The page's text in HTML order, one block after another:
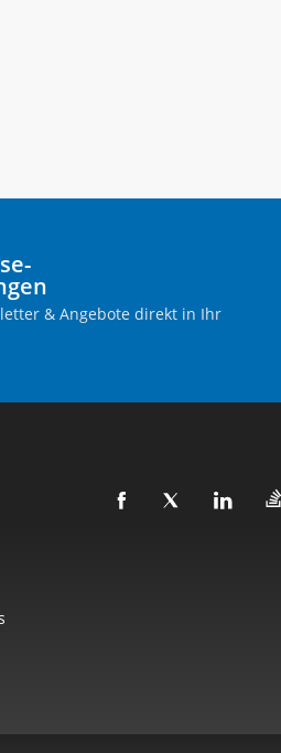
& Angebote direkt in Ihr